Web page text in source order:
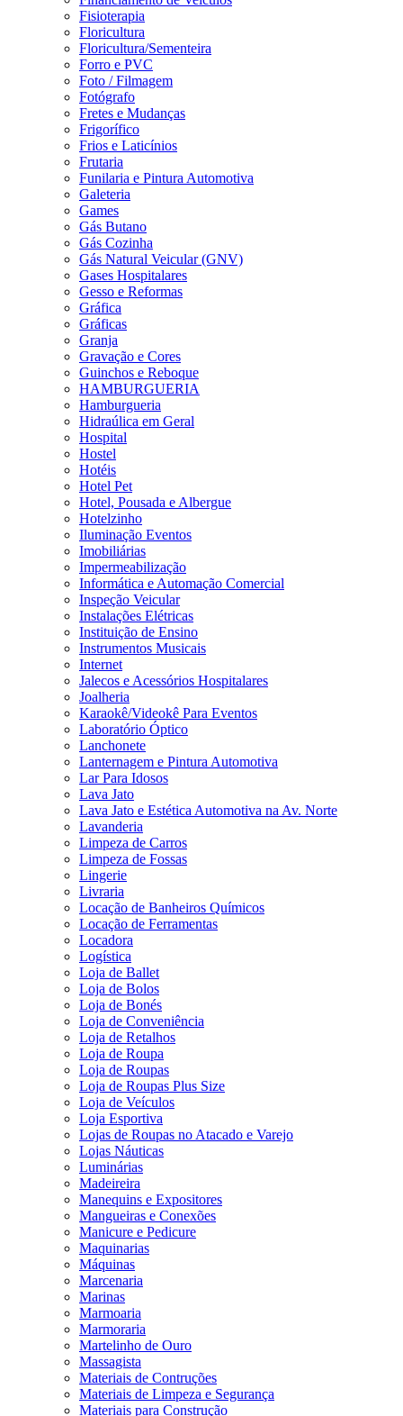
Fisioterapia
Floricultura
Floricultura/Sementeira
Forro e PVC
Foto / Filmagem
Fotógrafo
Fretes e Mudanças
Frigorífico
Frios e Laticínios
Frutaria
Funilaria e Pintura Automotiva
Galeteria
Games
Gás Butano
Gás Cozinha
Gás Natural Veicular (GNV)
Gases Hospitalares
Gesso e Reformas
Gráfica
Gráficas
Granja
Gravação e Cores
Guinchos e Reboque
HAMBURGUERIA
Hamburgueria
Hidraúlica em Geral
Hospital
Hostel
Hotéis
Hotel Pet
Hotel, Pousada e Albergue
Hotelzinho
Iluminação Eventos
Imobiliárias
Impermeabilização
Informática e Automação Comercial
Inspeção Veicular
Instalações Elétricas
Instituição de Ensino
Instrumentos Musicais
Internet
Jalecos e Acessórios Hospitalares
Joalheria
Karaokê/Videokê Para Eventos
Laboratório Óptico
Lanchonete
Lanternagem e Pintura Automotiva
Lar Para Idosos
Lava Jato
Lava Jato e Estética Automotiva na Av. Norte
Lavanderia
Limpeza de Carros
Limpeza de Fossas
Lingerie
Livraria
Locação de Banheiros Químicos
Locação de Ferramentas
Locadora
Logística
Loja de Ballet
Loja de Bolos
Loja de Bonés
Loja de Conveniência
Loja de Retalhos
Loja de Roupa
Loja de Roupas
Loja de Roupas Plus Size
Loja de Veículos
Loja Esportiva
Lojas de Roupas no Atacado e Varejo
Lojas Náuticas
Luminárias
Madeireira
Manequins e Expositores
Mangueiras e Conexões
Manicure e Pedicure
Maquinarias
Máquinas
Marcenaria
Marinas
Marmoaria
Marmoraria
Martelinho de Ouro
Massagista
Materiais de Contruções
Materiais de Limpeza e Segurança
Materiais para Construção